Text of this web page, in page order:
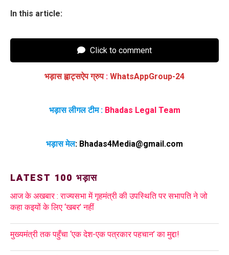
In this article:
Click to comment
भड़ास ह्वाट्सऐप ग्रुप : WhatsAppGroup-24
भड़ास लीगल टीम : Bhadas Legal Team
भड़ास मेल: Bhadas4Media@gmail.com
LATEST 100 भड़ास
आज के अखबार : राज्यसभा में गृहमंत्री की उपस्थिति पर सभापति ने जो
कहा कइयों के लिए ‘खबर’ नहीं
मुख्यमंत्री तक पहुँचा ‘एक देश-एक पत्रकार पहचान’ का मुद्दा!